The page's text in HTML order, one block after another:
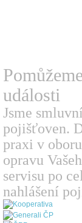
události
Jsme
pojišťoven.
praxi v
opravu
servisu po
nahlášení